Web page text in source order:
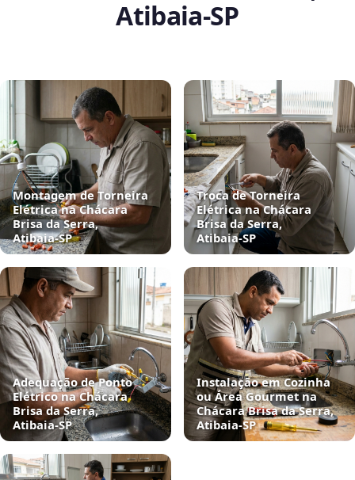
Atibaia‑SP
Montagem de Torneira
Elétrica na Chácara
Brisa da Serra,
Atibaia‑SP
Troca de Torneira
Elétrica na Chácara
Brisa da Serra,
Atibaia‑SP
Adequação de Ponto
Elétrico na Chácara
Brisa da Serra,
Atibaia‑SP
Instalação em Cozinha
ou Área Gourmet na
Chácara Brisa da Serra,
Atibaia‑SP